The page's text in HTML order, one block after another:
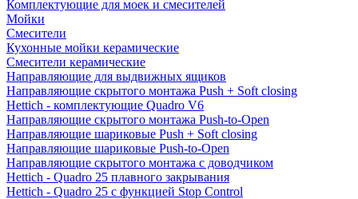
Комплектующие для моек и смесителей
Мойки
Смесители
Кухонные мойки керамические
Смесители керамические
Направляющие для выдвижных ящиков
Направляющие скрытого монтажа Push + Soft closing
Hettich - комплектующие Quadro V6
Направляющие скрытого монтажа Push-to-Open
Направляющие шариковые Push + Soft closing
Направляющие шариковые Push-to-Open
Направляющие скрытого монтажа с доводчиком
Hettich - Quadro 25 плавного закрывания
Hettich - Quadro 25 с функцией Stop Control